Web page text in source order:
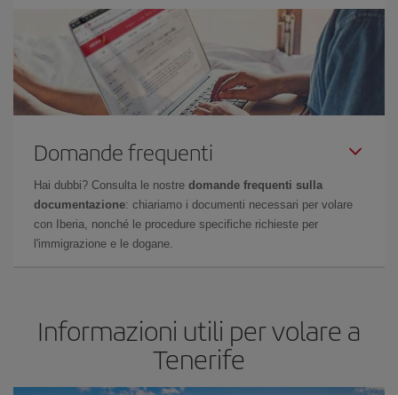
Domande frequenti
Hai dubbi? Consulta le nostre domande frequenti sulla
documentazione: chiariamo i documenti necessari per volare
con Iberia, nonché le procedure specifiche richieste per
l'immigrazione e le dogane.
Informazioni utili per volare a
Tenerife